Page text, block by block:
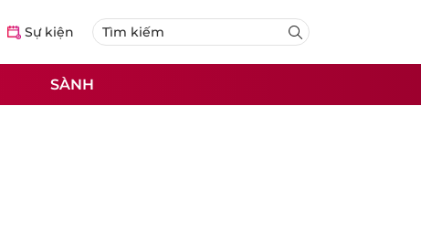
Sự kiện
SÀNH